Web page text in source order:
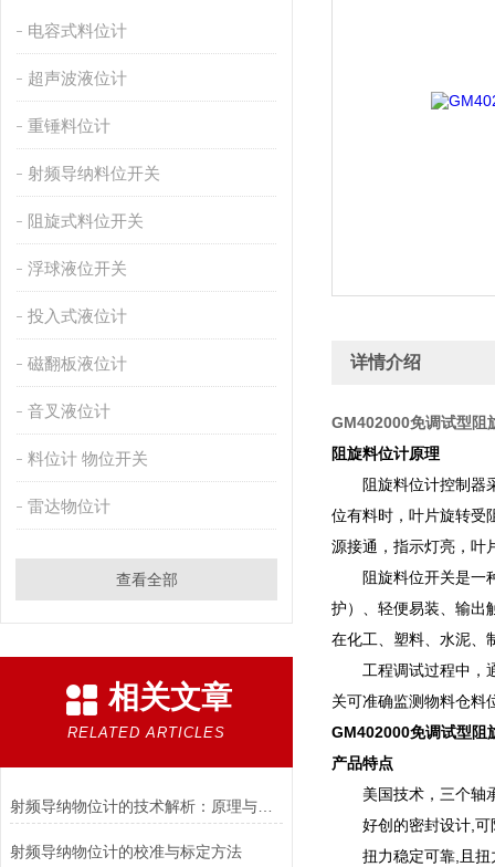
电容式料位计
超声波液位计
重锤料位计
射频导纳料位开关
阻旋式料位开关
浮球液位开关
投入式液位计
磁翻板液位计
音叉液位计
料位计 物位开关
雷达物位计
查看全部
相关文章
RELATED ARTICLES
射频导纳物位计的技术解析：原理与应用
射频导纳物位计的校准与标定方法
详情介绍
GM402000免调试型阻
阻旋料位计原理
阻旋料位计控制器采
位有料时，叶片旋转受
源接通，指示灯亮，叶
阻旋料位开关是一种
护）、轻便易装、输出
在化工、塑料、水泥、
工程调试过程中，通
关可准确监测物料仓料
GM402000免调试型阻
产品特点
美国技术，三个轴
好创的密封设计,可
扭力稳定可靠,且扭